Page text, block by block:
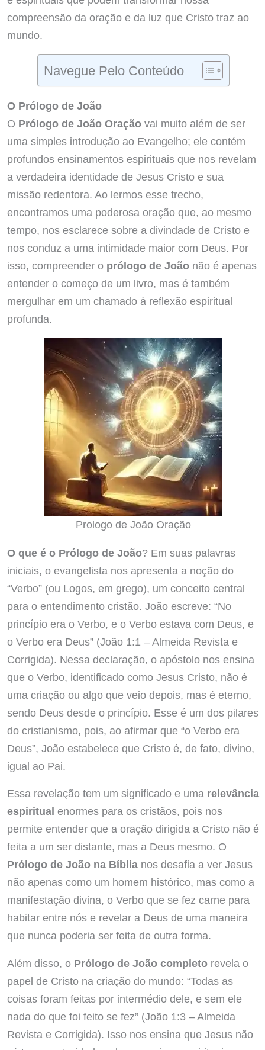
compreensão da oração e da luz que Cristo traz ao
mundo.
Navegue Pelo Conteúdo
O Prólogo de João
O Prólogo de João Oraçãovai muito além de ser
uma simples introdução ao Evangelho; ele contém
profundos ensinamentos espirituais que nos revelam
a verdadeira identidade de Jesus Cristo e sua
missão redentora. Ao lermos esse trecho,
encontramos uma poderosa oração que, ao mesmo
tempo, nos esclarece sobre a divindade de Cristo e
nos conduz a uma intimidade maior com Deus. Por
isso, compreender o prólogo de Joãonão é apenas
entender o começo de um livro, mas é também
mergulhar em um chamado à reflexão espiritual
profunda.
Prologo de João Oração
O que é o Prólogo de João? Em suas palavras
iniciais, o evangelista nos apresenta a noção do
“Verbo” (ou Logos, em grego), um conceito central
para o entendimento cristão. João escreve: “No
princípio era o Verbo, e o Verbo estava com Deus, e
o Verbo era Deus” (João 1:1 – Almeida Revista e
Corrigida). Nessa declaração, o apóstolo nos ensina
que o Verbo, identificado como Jesus Cristo, não é
uma criação ou algo que veio depois, mas é eterno,
sendo Deus desde o princípio. Esse é um dos pilares
do cristianismo, pois, ao afirmar que “o Verbo era
Deus”, João estabelece que Cristo é, de fato, divino,
igual ao Pai.
Essa revelação tem um significado e uma relevância
espiritual enormes para os cristãos, pois nos
permite entender que a oração dirigida a Cristo não é
feita a um ser distante, mas a Deus mesmo. O
Prólogo de João na Bíblianos desafia a ver Jesus
não apenas como um homem histórico, mas como a
manifestação divina, o Verbo que se fez carne para
habitar entre nós e revelar a Deus de uma maneira
que nunca poderia ser feita de outra forma.
Além disso, o Prólogo de João completorevela o
papel de Cristo na criação do mundo: “Todas as
coisas foram feitas por intermédio dele, e sem ele
nada do que foi feito se fez” (João 1:3 – Almeida
Revista e Corrigida). Isso nos ensina que Jesus não